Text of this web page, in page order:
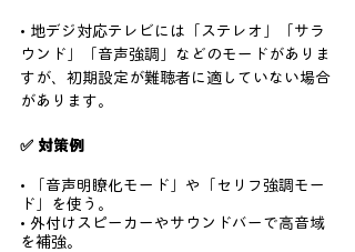
• 地デジ対応テレビには「ステレオ」「サラ
ウンド」「音声強調」などのモードがありま
すが、初期設定が難聴者に適していない場合
があります。
✅ 対策例
• 「音声明瞭化モード」や「セリフ強調モー
ド」を使う。
• 外付けスピーカーやサウンドバーで高音域
を補強。